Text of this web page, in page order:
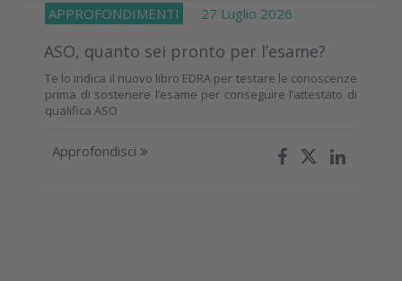
APPROFONDIMENTI 27 Luglio 2026
ASO, quanto sei pronto per l’esame?
Te lo indica il nuovo libro EDRA per testare le conoscenze
prima di sostenere l’esame per conseguire l’attestato di
qualifica ASO
Approfondisci